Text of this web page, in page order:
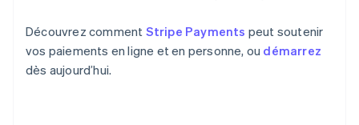
Découvrez comment Stripe Payments peut soutenir
vos paiements en ligne et en personne, ou démarrez
dès aujourd’hui.